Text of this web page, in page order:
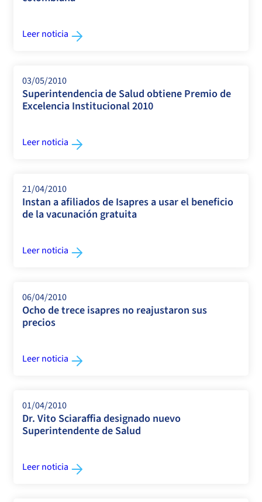
Leer noticia
03/05/2010
Superintendencia de Salud obtiene Premio de
Excelencia Institucional 2010
Leer noticia
21/04/2010
Instan a afiliados de Isapres a usar el beneficio
de la vacunación gratuita
Leer noticia
06/04/2010
Ocho de trece isapres no reajustaron sus
precios
Leer noticia
01/04/2010
Dr. Vito Sciaraffia designado nuevo
Superintendente de Salud
Leer noticia